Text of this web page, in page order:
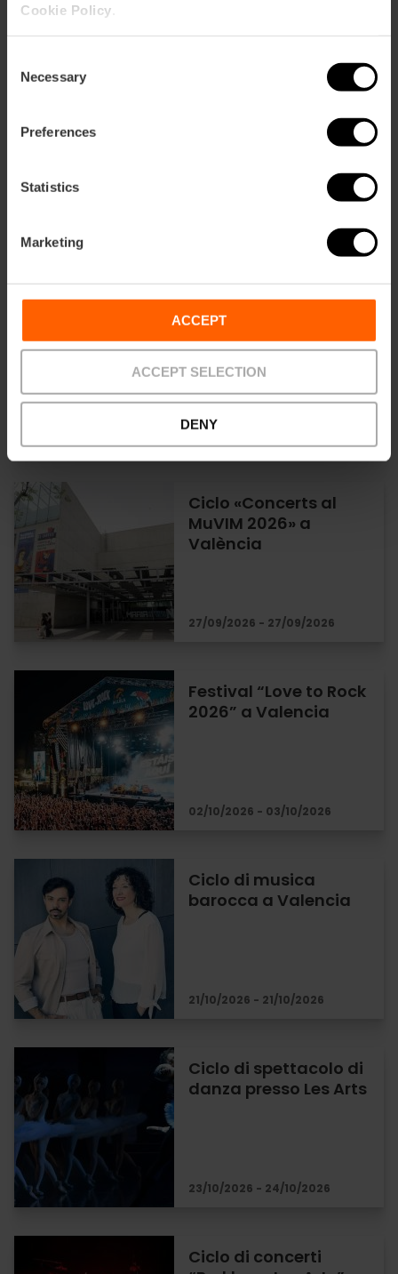
Cookie Policy
Selection
Necessary
Preferences
Statistics
Marketing
ACCEPT
ACCEPT SELECTION
DENY
Festival musicale
Visor Fest a Valencia
25/09/2026 - 26/09/2026
«Ensems», il festival di
contemporanea
riempie Valencia di
avanguardia
17/09/2026 - 27/09/2026
Ciclo «Concerts al
MuVIM 2026» a
València
27/09/2026 - 27/09/2026
Festival “Love to Rock
2026” a Valencia
02/10/2026 - 03/10/2026
Ciclo di musica
barocca a Valencia
21/10/2026 - 21/10/2026
Ciclo di spettacolo di
danza presso Les Arts
23/10/2026 - 24/10/2026
Ciclo di concerti